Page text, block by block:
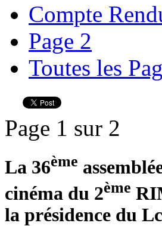
Compte
Page 2
Toutes les
Page 1 sur 2
La 36ème
cinéma du 2ème
la présidence du